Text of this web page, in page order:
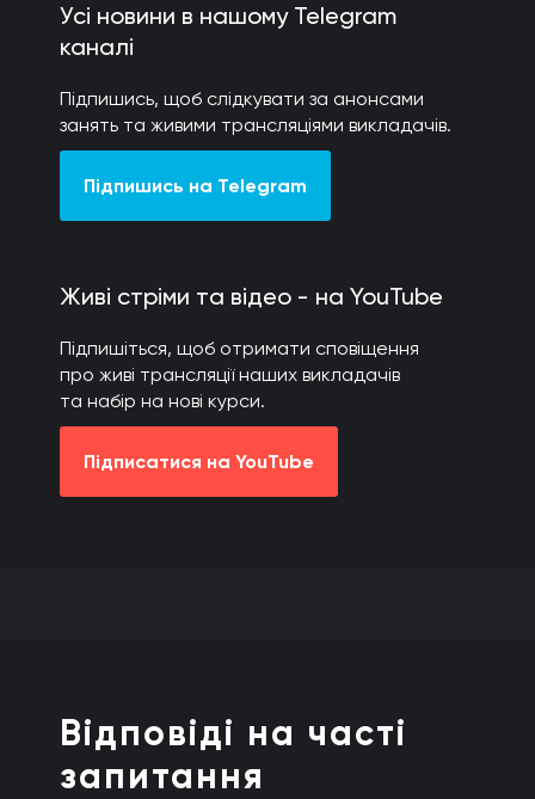
Усі новини в нашому Telegram
каналі
Підпишись, щоб слідкувати за анонсами
занять та живими трансляціями викладачів.
Підпишись на Telegram
Живі стріми та відео - на YouTube
Підпишіться, щоб отримати сповіщення
про живі трансляції наших викладачів
та набір на нові курси.
Підписатися на YouTube
Відповіді на часті
запитання